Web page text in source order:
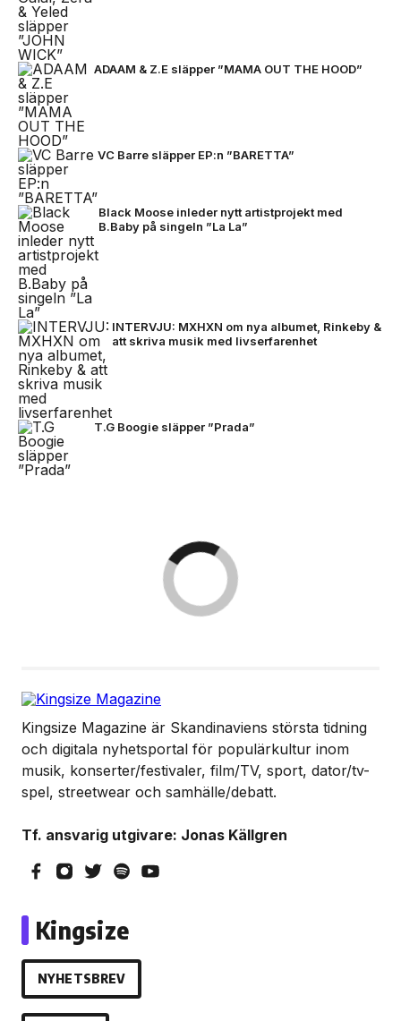
ADAAM & Z.E släpper ”MAMA OUT THE HOOD”
VC Barre släpper EP:n ”BARETTA”
Black Moose inleder nytt artistprojekt med
B.Baby på singeln ”La La”
INTERVJU: MXHXN om nya albumet, Rinkeby &
att skriva musik med livserfarenhet
T.G Boogie släpper ”Prada”
Kingsize Magazine är Skandinaviens största tidning
och digitala nyhetsportal för populärkultur inom
musik, konserter/festivaler, film/TV, sport, dator/tv-
spel, streetwear och samhälle/debatt.
Tf. ansvarig utgivare: Jonas Källgren
Kingsize
NYHETSBREV